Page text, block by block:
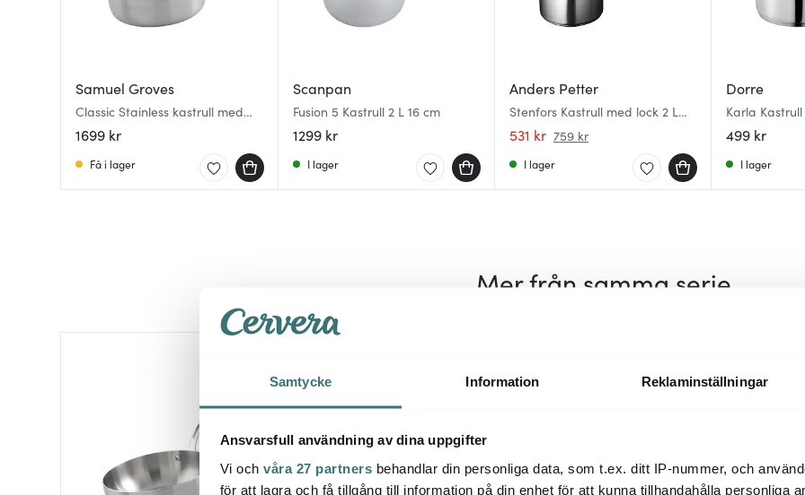
Samtycke Information Reklaminställningar
Ansvarsfull användning av dina uppgifter
Vi och våra 27 partners behandlar din personliga data, som t.ex. ditt IP-nummer, och
för att lagra och få tillgång till information på din enhet för att kunna tillhandahålla personliga
Samuel Groves
Classic Stainless kastrull med
lock 1,5 L
1699 kr
Få i lager
Scanpan
Fusion 5 Kastrull 2 L 16 cm
1299 kr
I lager
Anders Petter
Stenfors Kastrull med lock 2 L
matt
531 kr 759 kr
I lager
Dorre
Karla
499 kr
I lager
Mer från samma serie